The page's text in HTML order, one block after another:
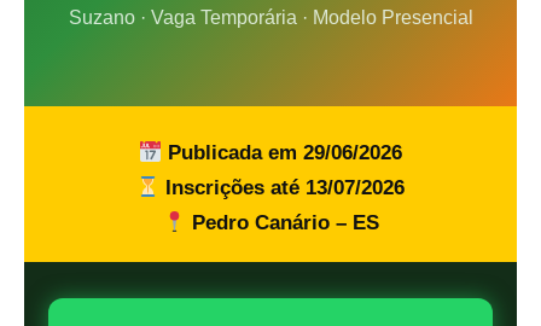
Suzano · Vaga Temporária · Modelo Presencial
Publicada em 29/06/2026
Inscrições até 13/07/2026
Pedro Canário – ES